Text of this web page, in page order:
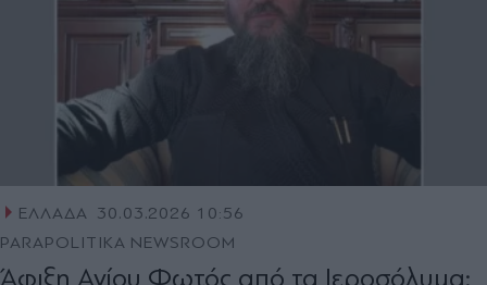
ΕΛΛΑΔΑ 30.03.2026 10:56
PARAPOLITIKA NEWSROOM
Άφιξη Αγίου Φωτός από τα Ιεροσόλυμα: